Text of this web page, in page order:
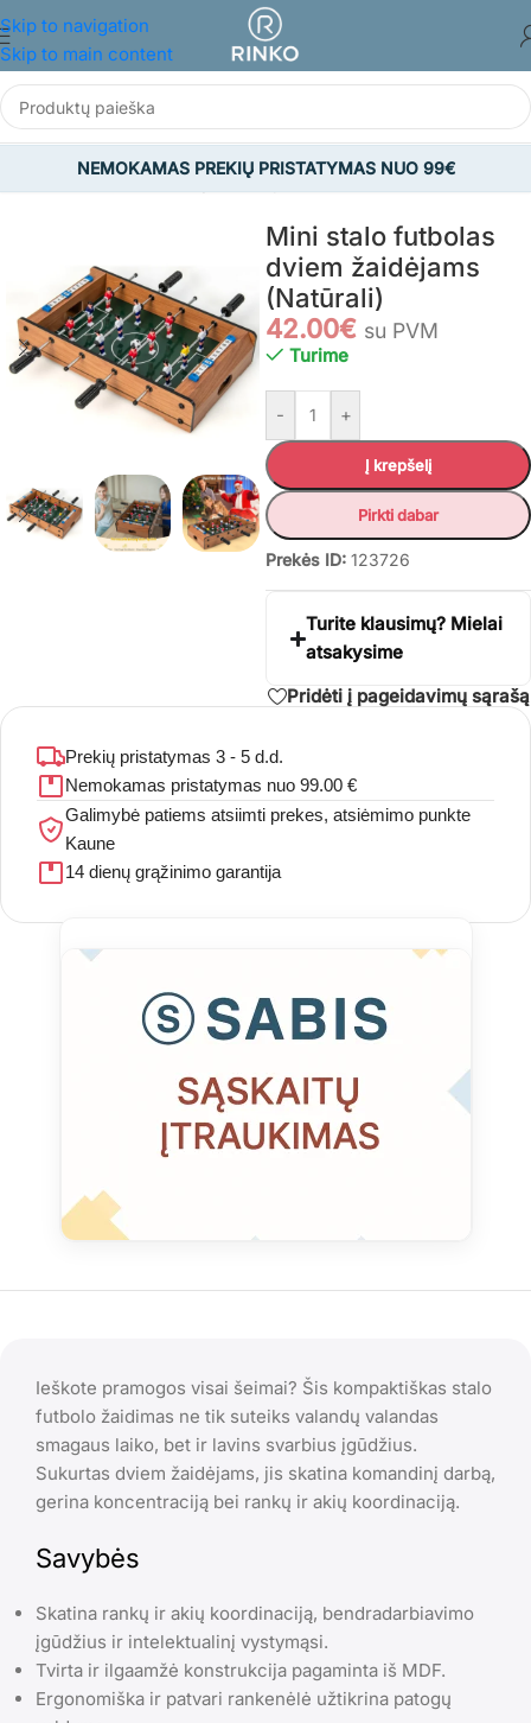
Skip to navigation
Skip to main content
NEMOKAMAS PREKIŲ PRISTATYMAS NUO 99€
ŽAISLAI/Žaidimų kambarys
Mini stalo futbolas
dviem žaidėjams
(Natūrali)
42.00€ su PVM
Turime
- +
Į krepšelį
Pirkti dabar
Prekės ID: 123726
Turite klausimų? Mielai
atsakysime
Pridėti į pageidavimų sąrašą
Prekių pristatymas 3 - 5 d.d.
Nemokamas pristatymas nuo 99.00 €
Galimybė patiems atsiimti prekes, atsiėmimo punkte
Kaune
14 dienų grąžinimo garantija
Ieškote pramogos visai šeimai? Šis kompaktiškas stalo
futbolo žaidimas ne tik suteiks valandų valandas
smagaus laiko, bet ir lavins svarbius įgūdžius.
Sukurtas dviem žaidėjams, jis skatina komandinį darbą,
gerina koncentraciją bei rankų ir akių koordinaciją.
Savybės
Skatina rankų ir akių koordinaciją, bendradarbiavimo
įgūdžius ir intelektualinį vystymąsi.
Tvirta ir ilgaamžė konstrukcija pagaminta iš MDF.
Ergonomiška ir patvari rankenėlė užtikrina patogų